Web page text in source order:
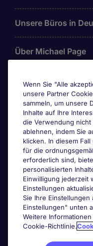
Unsere Büros in
Über Michael Page
Awards &
Wenn Sie "Alle
unsere Partner
sammeln, um unsere
Inhalte auf Ihre
die Verwendung
ablehnen, indem Sie
klicken. In diesem
für die
erforderlich sind,
personalisierten
Einwilligung jederzeit
Einstellungen
Sie Ihre
Einstellungen" unten
Weitere
Cookie-Richtlinie.